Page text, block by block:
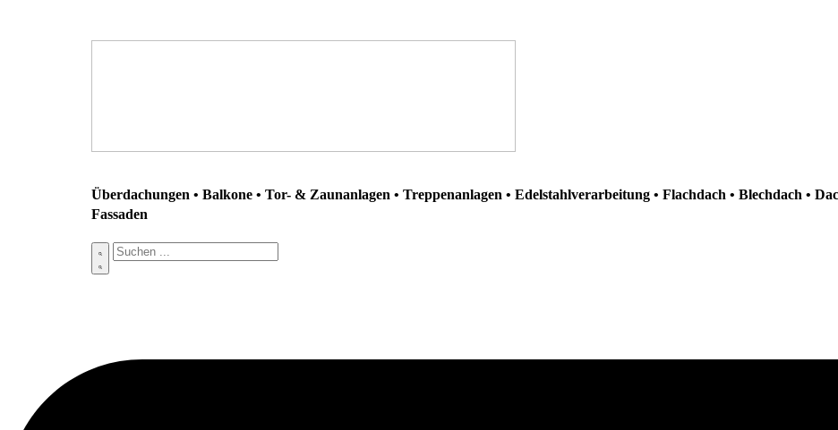
Überdachungen • Balkone • Tor- & Zaunanlagen • Treppenanlagen • Edelstahlverarbeitung • Flachdach • Blechdach •
Fassaden